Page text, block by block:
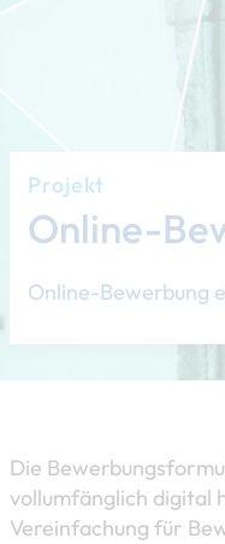
Projekt
Online-
Online-Bewerbung
Die
vollumfänglich digital
Vereinfachung für